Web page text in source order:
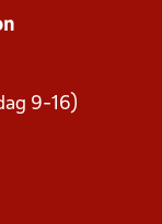
9-16)